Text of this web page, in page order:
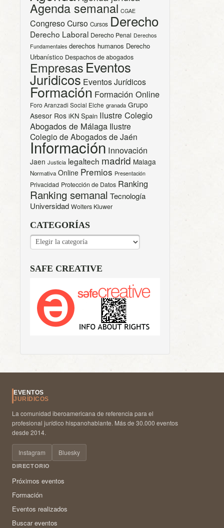
Agenda semanal CGAE
CongresoCurso Cursos Derecho
Derecho Laboral Derecho Penal Derechos
Fundamentales derechos humanos Derecho
Urbanístico Despachos de abogados
Empresas Eventos
Juridicos Eventos Jurídicos
Formación Formación Online
Foro Aranzadi Social Elche granada Grupo
Asesor Ros iKN Spain Ilustre Colegio
Abogados de Málaga Ilustre
Colegio de Abogados de Jaén
Información Innovación
Jaen Justicia legaltech madrid Malaga
Normativa Online Premios Presentación
Privacidad Protección de Datos Ranking
Ranking semanal Tecnología
Universidad Wolters Kluwer
CATEGORÍAS
CATEGORÍAS
SAFE CREATIVE
EVENTOS
JURÍDICOS
La comunidad iberoamericana de referencia para el
profesional jurídico hispanohablante. Más de 30.000 eventos
desde 2014.
Instagram Bluesky
DIRECTORIO
Próximos eventos
Formación
Eventos realizados
Buscar eventos